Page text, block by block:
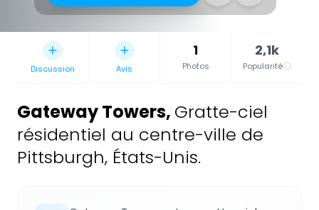
Discussion Avis
1
Photos
2,1k
Popularité
Gateway Towers, Gratte-ciel
résidentiel au centre-ville de
Pittsburgh, États-Unis.